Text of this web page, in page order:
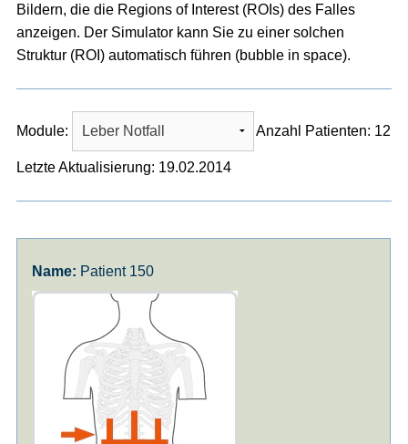
Bildern, die die Regions of Interest (ROIs) des Falles
anzeigen. Der Simulator kann Sie zu einer solchen
Struktur (ROI) automatisch führen (bubble in space).
Module: Anzahl Patienten: 12
Letzte Aktualisierung: 19.02.2014
Patient 150